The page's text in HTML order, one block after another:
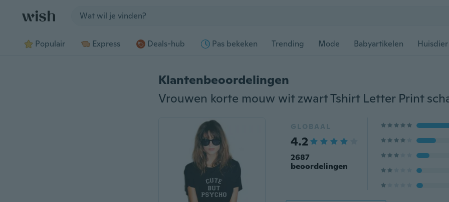
Populair Express Deals-hub Pas bekeken Trending Mode Babyartikelen
Klantenbeoordelingen
GLOBAAL
4.2
2687
beoordelingen